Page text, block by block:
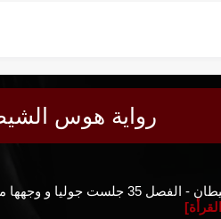
رواية هوس
هو يحبك رواية هوس الشيطان -